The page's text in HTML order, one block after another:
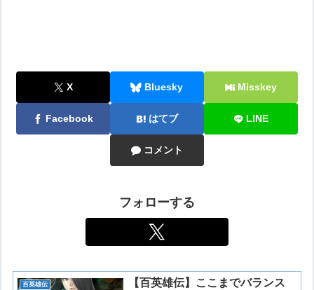
X Bluesky Misskey
Facebook はてブ LINE
コメント
フォローする
百英雄伝
【百英雄伝】ここまでバランス